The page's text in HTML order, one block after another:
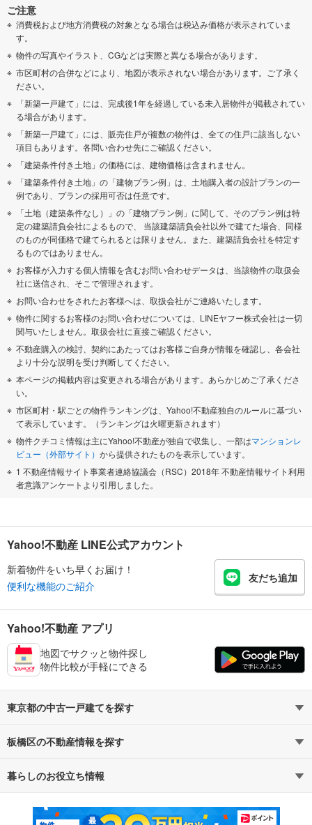
ご注意
消費税および地方消費税の対象となる場合は税込み価格が表示されていま
す。
物件の写真やイラスト、CGなどは実際と異なる場合があります。
市区町村の合併などにより、地図が表示されない場合があります。ご了承く
ださい。
「新築一戸建て」には、完成後1年を経過している未入居物件が掲載されてい
る場合があります。
「新築一戸建て」には、販売住戸が複数の物件は、全ての住戸に該当しない
項目もあります。各問い合わせ先にご確認ください。
「建築条件付き土地」の価格には、建物価格は含まれません。
「建築条件付き土地」の「建物プラン例」は、土地購入者の設計プランの一
例であり、プランの採用可否は任意です。
「土地（建築条件なし）」の「建物プラン例」に関して、そのプラン例は特
定の建築請負会社によるもので、 当該建築請負会社以外で建てた場合、同様
のものが同価格で建てられるとは限りません。また、建築請負会社を特定す
るものではありません。
お客様が入力する個人情報を含むお問い合わせデータは、当該物件の取扱会
社に送信され、そこで管理されます。
お問い合わせをされたお客様へは、取扱会社がご連絡いたします。
物件に関するお客様のお問い合わせについては、LINEヤフー株式会社は一切
関与いたしません。取扱会社に直接ご確認ください。
不動産購入の検討、契約にあたってはお客様ご自身が情報を確認し、各会社
より十分な説明を受け判断してください。
本ページの掲載内容は変更される場合があります。あらかじめご了承くださ
い。
市区町村・駅ごとの物件ランキングは、Yahoo!不動産独自のルールに基づい
て表示しています。（ランキングは火曜更新されます）
物件クチコミ情報は主にYahoo!不動産が独自で収集し、一部はマンションレ
ビュー（外部サイト） から提供されたものを表示しています。
1 不動産情報サイト事業者連絡協議会（RSC）2018年 不動産情報サイト利用
者意識アンケートより引用しました。
Yahoo!不動産 LINE公式アカウント
新着物件をいち早くお届け！
便利な機能のご紹介
友だち追加
Yahoo!不動産 アプリ
地図でサクッと物件探し
物件比較が手軽にできる
東京都の中古一戸建てを探す
路線・駅から探す
通勤・通学時間から探す
板橋区の不動産情報を探す
不動産・住宅
新築マンション 中古マンション
暮らしのお役立ち情報
マンションカタログ 教えて！住まいの先生